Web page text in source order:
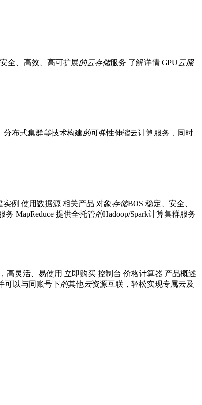
全、高效、高可扩展的云存储服务 了解详情 GPU云服
分布式集群等技术构建的可弹性伸缩云计算服务，同时
例 使用数据源 相关产品 对象存储BOS 稳定、安全、
务 MapReduce 提供全托管的Hadoop/Spark计算集群服务
高灵活、易使用 立即购买 控制台 价格计算器 产品概述
可以与同账号下的其他云资源互联，轻松实现专属云及